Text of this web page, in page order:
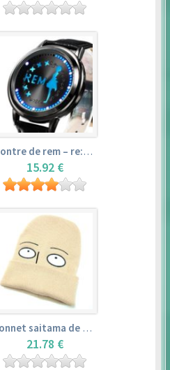
Montre de rem – re:zero kara hajimeru isekai seikatsu
15.92 €
Bonnet saitama de one punch man
21.78 €